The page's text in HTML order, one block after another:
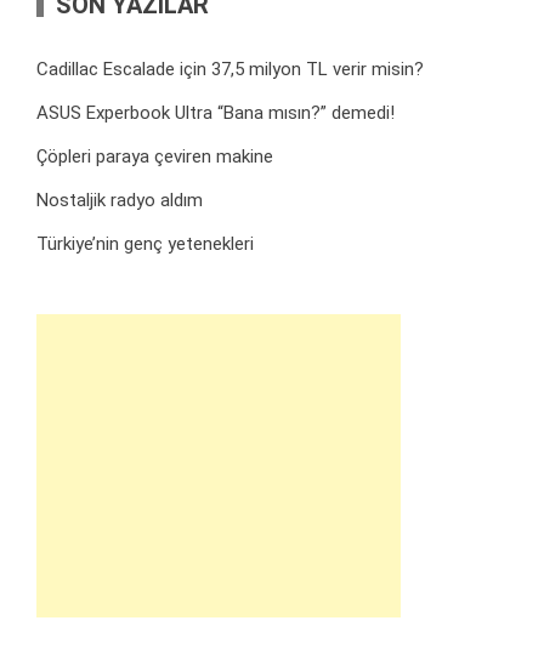
Cadillac Escalade için 37,5 milyon TL verir misin?
ASUS Experbook Ultra “Bana mısın?” demedi!
Çöpleri paraya çeviren makine
Nostaljik radyo aldım
Türkiye’nin genç yetenekleri